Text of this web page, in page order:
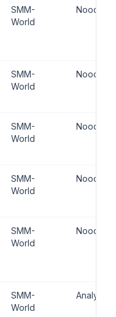
SMM-
World
SMM-
World
SMM-
World
SMM-
World
SMM-
World
SMM-
World
Analyse